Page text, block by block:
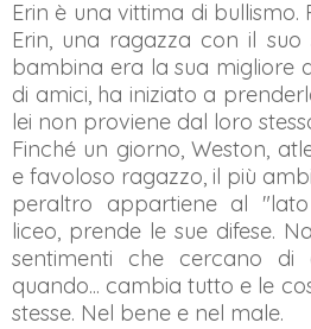
Erin è una vittima di bullismo.
Erin, una ragazza con il
bambina era la sua migliore
di amici, ha iniziato a
lei non proviene dal loro
Finché un giorno, Weston,
e favoloso ragazzo, il più
peraltro appartiene al
liceo, prende le sue difese.
sentimenti che cercano di
quando... cambia tutto e le
stesse. Nel bene e nel male.